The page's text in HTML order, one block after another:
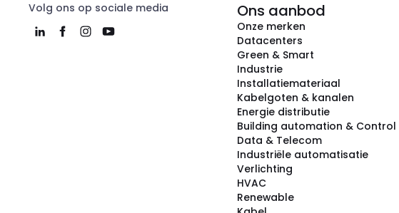
Volg ons op sociale media Ons aanbod
Onze merken
Datacenters
Green & Smart
Industrie
Installatiemateriaal
Kabelgoten & kanalen
Energie distributie
Building automation & Control
Data & Telecom
Industriële automatisatie
Verlichting
HVAC
Renewable